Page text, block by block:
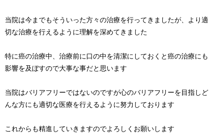
当院は今までもそういった方々の治療を行ってきましたが、より適
切な治療を行えるように理解を深めてきました
特に癌の治療中、治療前に口の中を清潔にしておくと癌の治療にも
影響を及ぼすので大事な事だと思います
当院はバリアフリーではないのですが心のバリアフリーを目指しど
んな方にも適切な医療を行えるように努力しております
これからも精進していきますのでよろしくお願いします